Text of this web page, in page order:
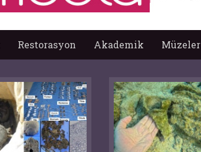
Restorasyon Akademik Müzeler